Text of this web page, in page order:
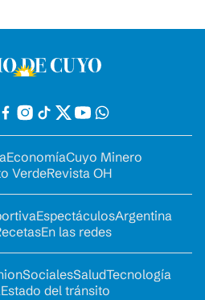
EconomíaCuyo Minero
VerdeRevista OH
EspectáculosArgentina
En las redes
SocialesSaludTecnología
Estado del tránsito